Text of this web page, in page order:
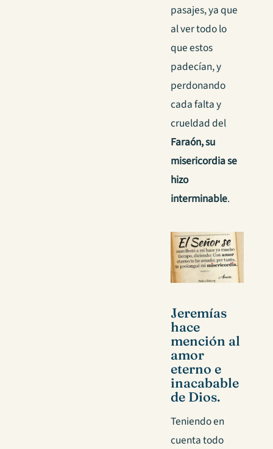
pasajes, ya que
al ver todo lo
que estos
padecían, y
perdonando
cada falta y
crueldad del
Faraón, su
misericordia se
hizo
interminable.
Jeremías
hace
mención al
amor
eterno e
inacabable
de Dios.
Teniendo en
cuenta todo